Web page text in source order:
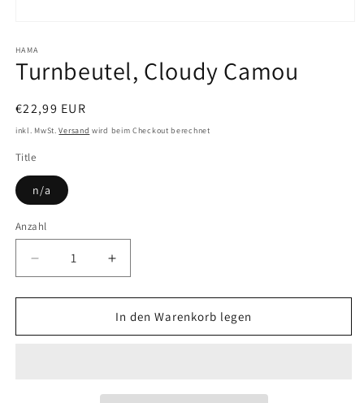
in
Modal
öffnen
HAMA
Turnbeutel, Cloudy Camou
Normaler
Preis
€22,99 EUR
inkl. MwSt.Versand wird beim Checkout berechnet
Title
n/a
Anzahl
Verringere
die
Menge
Turnbeutel,
Erhöhe
die
Menge
für
Turnbeutel,
In den Warenkorb legen